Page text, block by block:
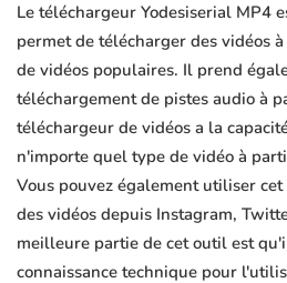
Le téléchargeur Yodesiserial MP4
permet de télécharger des vidéos
de vidéos populaires. Il prend
téléchargement de pistes audio à
téléchargeur de vidéos a la
n'importe quel type de vidéo à
Vous pouvez également utiliser
des vidéos depuis Instagram,
meilleure partie de cet outil est
connaissance technique pour